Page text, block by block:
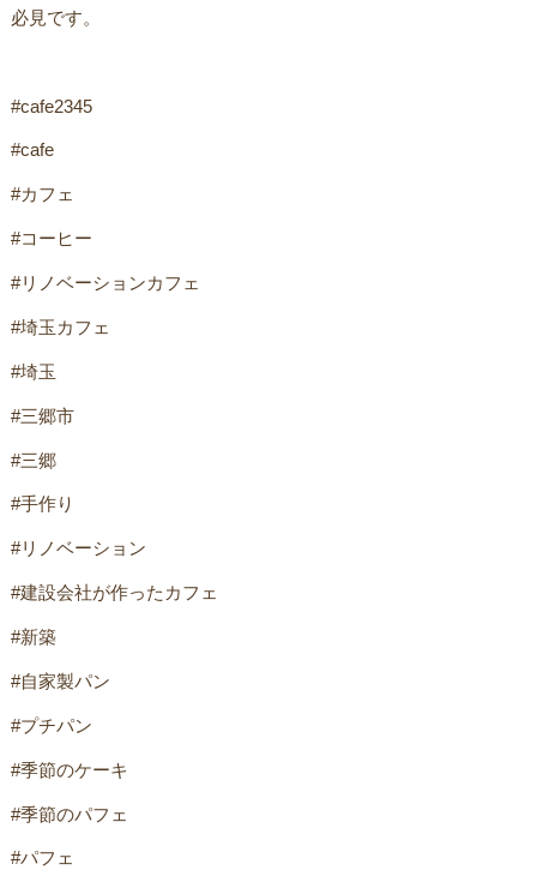
必見です。
#cafe2345
#cafe
#カフェ
#コーヒー
#リノベーションカフェ
#埼玉カフェ
#埼玉
#三郷市
#三郷
#手作り
#リノベーション
#建設会社が作ったカフェ
#新築
#自家製パン
#プチパン
#季節のケーキ
#季節のパフェ
#パフェ